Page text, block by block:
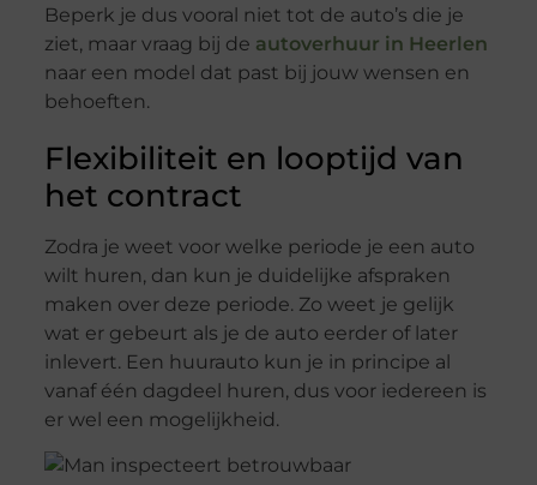
Beperk je dus vooral niet tot de auto’s die je
ziet, maar vraag bij de autoverhuur in Heerlen
naar een model dat past bij jouw wensen en
behoeften.
Flexibiliteit en looptijd van
het contract
Zodra je weet voor welke periode je een auto
wilt huren, dan kun je duidelijke afspraken
maken over deze periode. Zo weet je gelijk
wat er gebeurt als je de auto eerder of later
inlevert. Een huurauto kun je in principe al
vanaf één dagdeel huren, dus voor iedereen is
er wel een mogelijkheid.